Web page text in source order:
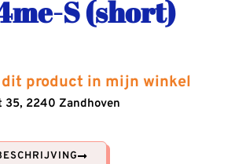
S (short)
product in mijn winkel
35, 2240 Zandhoven